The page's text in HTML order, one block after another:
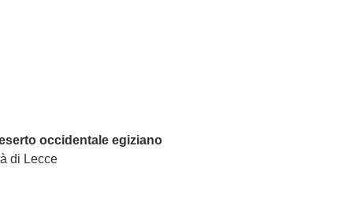
occidentale egiziano
di Lecce